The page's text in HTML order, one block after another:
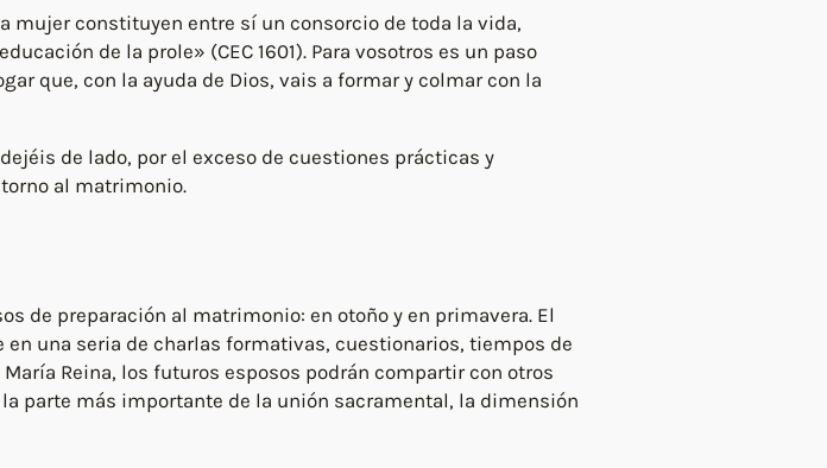
mujer constituyen entre sí un consorcio de toda la vida,
de la prole» (CEC 1601). Para vosotros es un paso
que, con la ayuda de Dios, vais a formar y colmar con la
de lado, por el exceso de cuestiones prácticas y
al matrimonio.
de preparación al matrimonio: en otoño y en primavera. El
una seria de charlas formativas, cuestionarios, tiempos de
Reina, los futuros esposos podrán compartir con otros
parte más importante de la unión sacramental, la dimensión